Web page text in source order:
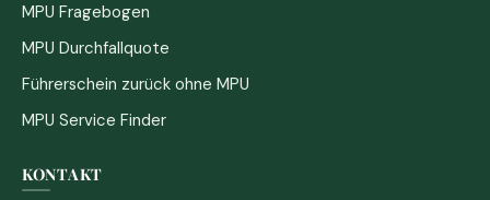
MPU Fragebogen
MPU Durchfallquote
Führerschein zurück ohne MPU
MPU Service Finder
KONTAKT